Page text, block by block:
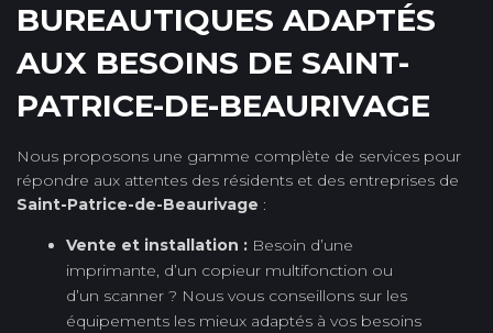
BUREAUTIQUES ADAPTÉS
AUX BESOINS DE SAINT-
PATRICE-DE-BEAURIVAGE
Nous proposons une gamme complète de services pour
répondre aux attentes des résidents et des entreprises de
Saint-Patrice-de-Beaurivage :
Vente et installation : Besoin d’une
imprimante, d’un copieur multifonction ou
d’un scanner ? Nous vous conseillons sur les
équipements les mieux adaptés à vos besoins